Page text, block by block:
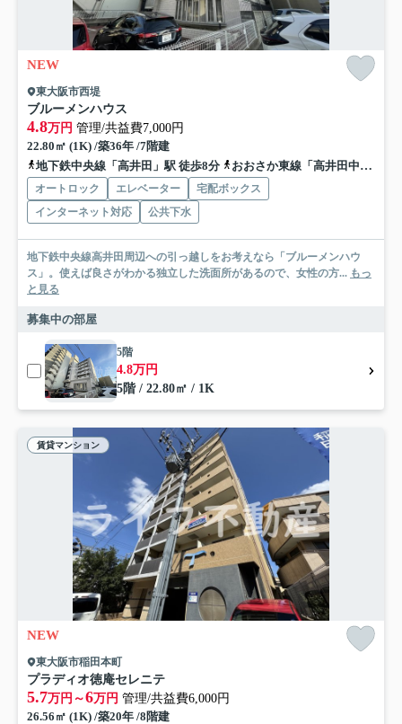
NEW
東大阪市西堤
ブルーメンハウス
4.8万円 管理/共益費7,000円
22.80㎡ (1K) /築36年 /7階建
地下鉄中央線「高井田」駅 徒歩8分
おおさか東線「高井田中央」駅 徒歩9分
オートロック エレベーター
宅配ボックス
インターネット対応
公共下水
地下鉄中央線高井田周辺への引っ越しをお考えなら「ブルーメンハウ
ス」。使えば良さがわかる独立した洗面所があるので、女性の方... もっ
と見る
募集中の部屋
5階
4.8万円
5階 / 22.80㎡ / 1K
賃貸マンション
NEW
東大阪市稲田本町
プラディオ徳庵セレニテ
5.7万円～6万円 管理/共益費6,000円
26.56㎡ (1K) /築20年 /8階建